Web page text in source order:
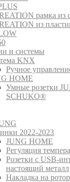
рамка из
из
и системы
KNX
Ручное
HOME
Умные розетки
SCHUKO®
2022-2023
JUNG HOME
Регуляция
Розетки с USB-
настоящий металл
Накладка на